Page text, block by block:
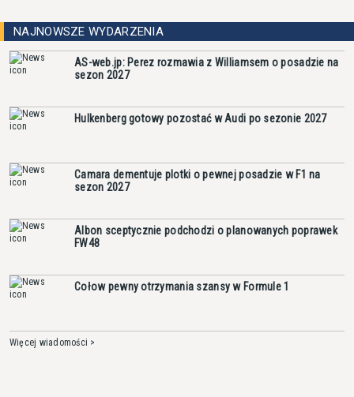
NAJNOWSZE WYDARZENIA
AS-web.jp: Perez rozmawia z Williamsem o posadzie na
sezon 2027
Hulkenberg gotowy pozostać w Audi po sezonie 2027
Camara dementuje plotki o pewnej posadzie w F1 na
sezon 2027
Albon sceptycznie podchodzi o planowanych poprawek
FW48
Cołow pewny otrzymania szansy w Formule 1
Więcej wiadomości >